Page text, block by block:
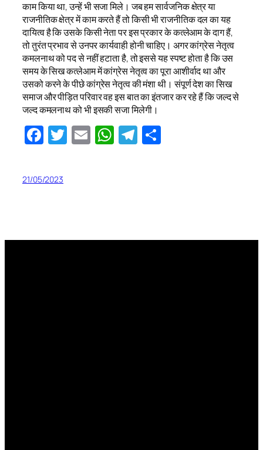
काम किया था, उन्हें भी सजा मिले। जब हम सार्वजनिक क्षेत्र या
राजनीतिक क्षेत्र में काम करते हैं तो किसी भी राजनीतिक दल का यह
दायित्व है कि उसके किसी नेता पर इस प्रकार के कत्लेआम के दाग हैं,
तो तुरंत प्रभाव से उनपर कार्यवाही होनी चाहिए। अगर कांग्रेस नेतृत्व
कमलनाथ को पद से नहीं हटाता है, तो इससे यह स्पष्ट होता है कि उस
समय के सिख कत्लेआम में कांग्रेस नेतृत्व का पूरा आशीर्वाद था और
उसको करने के पीछे कांग्रेस नेतृत्व की मंशा थी। संपूर्ण देश का सिख
समाज और पीड़ित परिवार वह इस बात का इंतजार कर रहे हैं कि जल्द से
जल्द कमलनाथ को भी इसकी सजा मिलेगी।
Facebook
Twitter
EmailWhatsApp
Telegram
21/05/2023